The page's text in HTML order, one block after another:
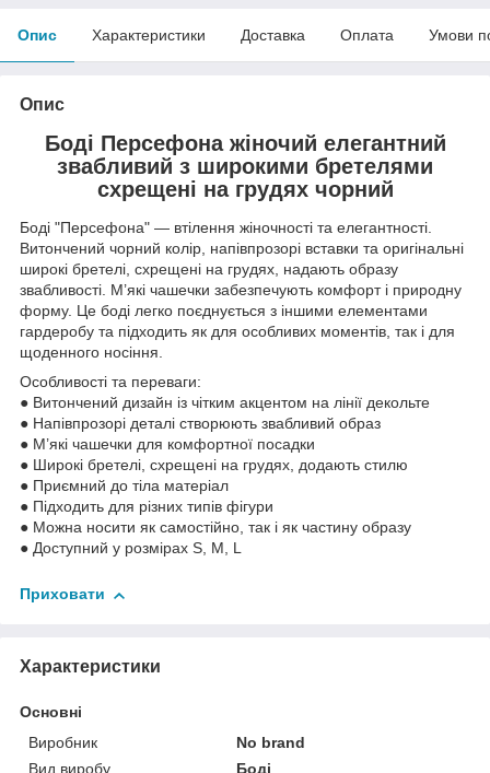
Опис Характеристики Доставка Оплата Умови
Опис
Боді Персефона жіночий елегантний
звабливий з широкими бретелями
схрещені на грудях чорний
Боді "Персефона" — втілення жіночності та елегантності.
Витончений чорний колір, напівпрозорі вставки та оригінальні
широкі бретелі, схрещені на грудях, надають образу
звабливості. М’які чашечки забезпечують комфорт і природну
форму. Це боді легко поєднується з іншими елементами
гардеробу та підходить як для особливих моментів, так і для
щоденного носіння.
Особливості та переваги:
● Витончений дизайн із чітким акцентом на лінії декольте
● Напівпрозорі деталі створюють звабливий образ
● М’які чашечки для комфортної посадки
● Широкі бретелі, схрещені на грудях, додають стилю
● Приємний до тіла матеріал
● Підходить для різних типів фігури
● Можна носити як самостійно, так і як частину образу
● Доступний у розмірах S, M, L
Приховати
Характеристики
Основні
Виробник
No brand
Вид виробу
Боді